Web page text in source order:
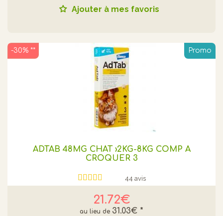
Ajouter à mes favoris
Promo
ADTAB 48MG CHAT ›2KG-8KG COMP A
CROQUER 3
44 avis
21.72€
31.03€ *
-30% **